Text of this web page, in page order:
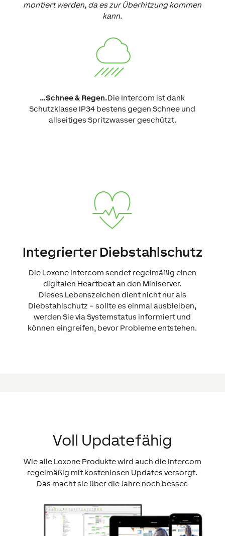
montiert werden, da es zur Überhitzung kommen
kann.
…Schnee & Regen.Die Intercom ist dank
Schutzklasse IP34 bestens gegen Schnee und
allseitiges Spritzwasser geschützt.
Integrierter Diebstahlschutz
Die Loxone Intercom sendet regelmäßig einen
digitalen Heartbeat an den Miniserver.
Dieses Lebenszeichen dient nicht nur als
Diebstahlschutz – sollte es einmal ausbleiben,
werden Sie via Systemstatus informiert und
können eingreifen, bevor Probleme entstehen.
Voll Updatefähig
Wie alle Loxone Produkte wird auch die Intercom
regelmäßig mit kostenlosen Updates versorgt.
Das macht sie über die Jahre noch besser.